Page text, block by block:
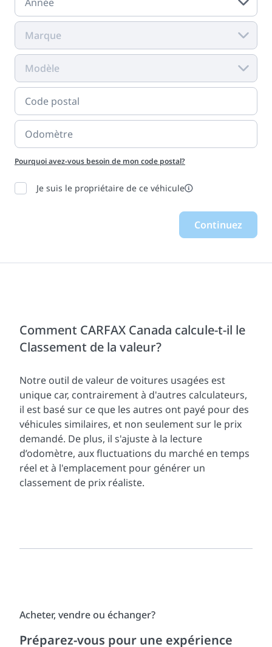
Marque
Modèle
Pourquoi avez-vous besoin de mon code postal?
Je suis le propriétaire de ce véhiculeInfo
Continuez
Comment CARFAX Canada calcule-t-il le
Classement de la valeur?
Notre outil de valeur de voitures usagées est
unique car, contrairement à d'autres calculateurs,
il est basé sur ce que les autres ont payé pour des
véhicules similaires, et non seulement sur le prix
demandé. De plus, il s'ajuste à la lecture
d’odomètre, aux fluctuations du marché en temps
réel et à l'emplacement pour générer un
classement de prix réaliste.
Acheter, vendre ou échanger?
Préparez-vous pour une expérience